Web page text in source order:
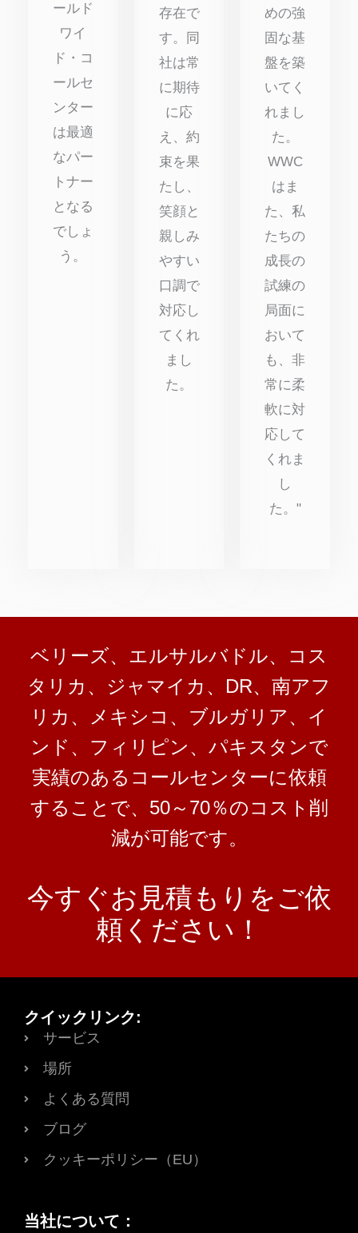
ールド
ワイ
ド・コ
ールセ
ンター
は最適
なパー
トナー
となる
でしょ
う。
存在で
す。同
社は常
に期待
に応
え、約
束を果
たし、
笑顔と
親しみ
やすい
口調で
対応し
てくれ
まし
た。
めの強
固な基
盤を築
いてく
れまし
た。
WWC
はま
た、私
たちの
成長の
試練の
局面に
おいて
も、非
常に柔
軟に対
応して
くれま
し
た。"
ベリーズ、エルサルバドル、コス
タリカ、ジャマイカ、DR、南アフ
リカ、メキシコ、ブルガリア、イ
ンド、フィリピン、パキスタンで
実績のあるコールセンターに依頼
することで、50～70％のコスト削
減が可能です。
今すぐお見積もりをご依
頼ください！
クイックリンク:
サービス
場所
よくある質問
ブログ
クッキーポリシー（EU）
当社について：